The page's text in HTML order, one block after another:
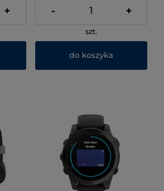
+ - +
szt.
do koszyka